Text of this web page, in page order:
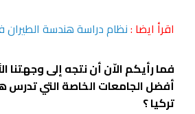
اقرأ ايضا :نظام دراسة هندسة الطيران
فما رأيكم الاّن أن نتجه إلى وجهتنا
أفضل الجامعات الخاصة التي تدرس
تركيا ؟